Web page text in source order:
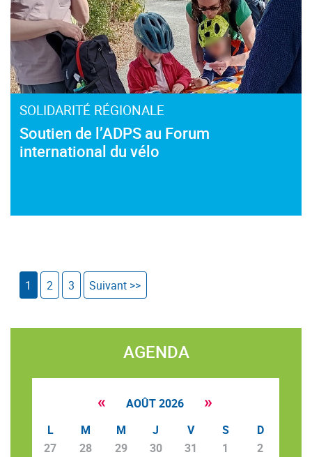
SOLIDARITÉ RÉGIONALE
Soutien de l’ADPS au Forum
international du vélo
1 2 3 Suivant >>
AGENDA
« AOÛT 2026 »
L M M J V S
D
27
28 29 30 31 1
2